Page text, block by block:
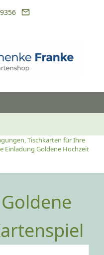
Tischkarten für Ihre
Einladung Goldene Hochzeit